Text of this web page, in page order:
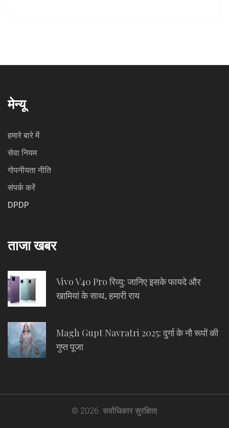
मेन्यू
हमारे बारे में
सेवा नियम
गोपनीयता नीति
संपर्क करें
DPDP
ताजा खबर
Vivo V40 Pro रिव्यु: जानिए इसके फायदे और
खामियां के साथ, हमारी राय
Magh Gupt Navratri 2025: दुर्गा के नौ रूपों की
गुप्त पूजा
© 2026. सर्वाधिकार सुरक्षित|